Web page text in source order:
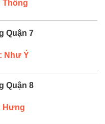
Thông
Quận 7
Như Ý
Quận 8
Hưng